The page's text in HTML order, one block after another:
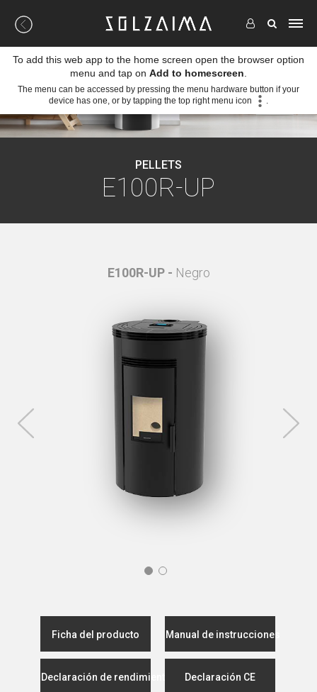
PELLETS
E100R-UP
E100R-UP - Negro
Ficha del producto Manual de instrucciones
Declaración de rendimiento Declaración CE
To add this web app to the home screen open the browser option
menu and tap on Add to homescreen
The menu can be accessed by pressing the menu hardware button if your
device has one, or by tapping the top right menu icon
.